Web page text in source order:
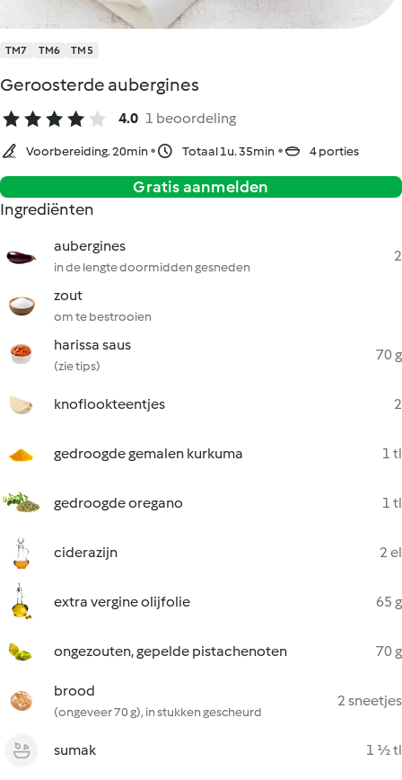
TM7 TM6 TM5
Geroosterde aubergines
4.0 1 beoordeling
Voorbereiding. 20min Totaal 1u. 35min 4 porties
Gratis aanmelden
Ingrediënten
aubergines
in de lengte doormidden gesneden
2
zout
om te bestrooien
harissa saus
(zie tips)
70 g
knoflookteentjes 2
gedroogde gemalen kurkuma 1 tl
gedroogde oregano 1 tl
ciderazijn 2 el
extra vergine olijfolie 65 g
ongezouten, gepelde pistachenoten 70 g
brood
(ongeveer 70 g), in stukken gescheurd
2 sneetjes
sumak 1 ½ tl